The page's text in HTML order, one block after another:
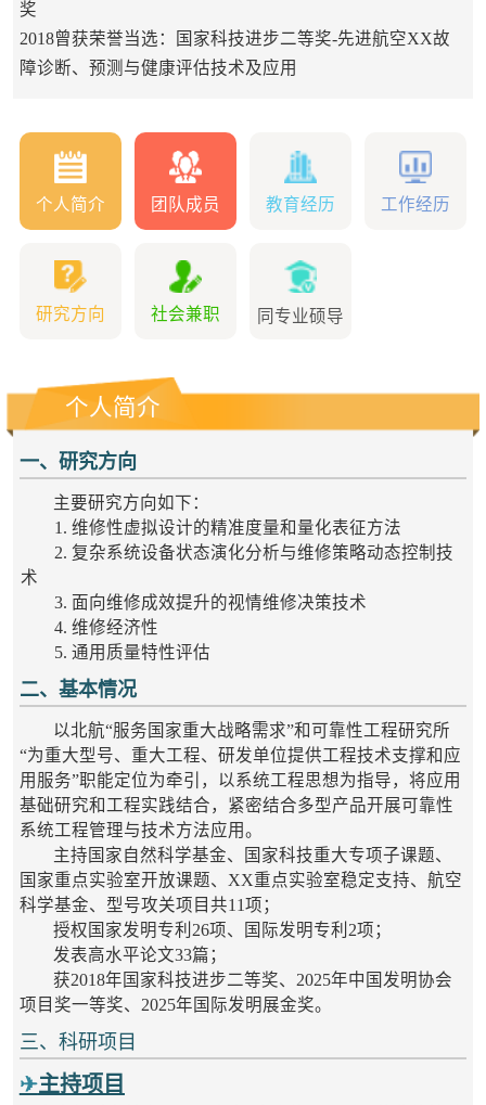
奖
2018曾获荣誉当选：国家科技进步二等奖-先进航空XX故
障诊断、预测与健康评估技术及应用
个人简介 团队成员 教育经历 工作经历
研究方向 社会兼职 同专业硕导
个人简介
一、研究方向
主要研究方向如下：
1. 维修性虚拟设计的精准度量和量化表征方法
2. 复杂系统设备状态演化分析与维修策略动态控制技
术
3. 面向维修成效提升的视情维修决策技术
4. 维修经济性
5. 通用质量特性评估
二、基本情况
以北航“服务国家重大战略需求”和可靠性工程研究所
“为重大型号、重大工程、研发单位提供工程技术支撑和应
用服务”职能定位为牵引，以系统工程思想为指导，将应用
基础研究和工程实践结合，紧密结合多型产品开展可靠性
系统工程管理与技术方法应用。
主持国家自然科学基金、国家科技重大专项子课题、
国家重点实验室开放课题、XX重点实验室稳定支持、航空
科学基金、型号攻关项目共11项；
授权国家发明专利26项、国际发明专利2项；
发表高水平论文33篇；
获2018年国家科技进步二等奖、2025年中国发明协会
项目奖一等奖、2025年国际发明展金奖。
三、科研项目
✈主持项目